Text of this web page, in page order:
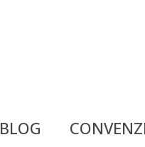
BLOG